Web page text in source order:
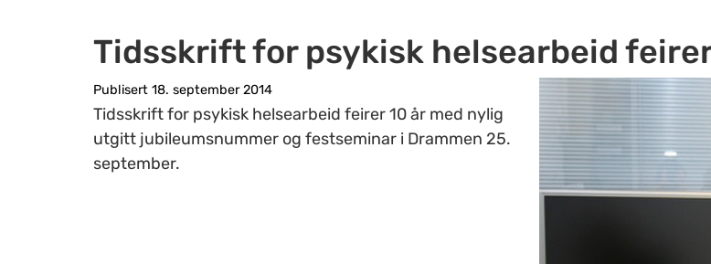
Tidsskrift for psykisk helsearbeid
Publisert 18. september 2014
Tidsskrift for psykisk helsearbeid feirer 10 år med nylig
utgitt jubileumsnummer og festseminar i Drammen 25.
september.